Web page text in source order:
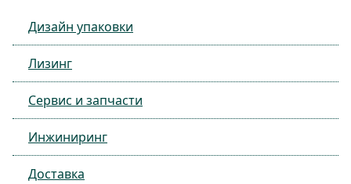
Дизайн упаковки
Лизинг
Сервис и запчасти
Инжиниринг
Доставка